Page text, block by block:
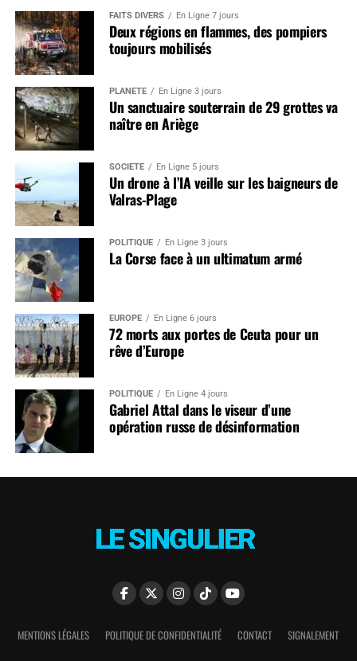
FAITS DIVERS En Ligne 7 jours
Deux régions en flammes, des pompiers
toujours mobilisés
PLANÈTE En Ligne 3 jours
Un sanctuaire souterrain de 29 grottes va
naître en Ariège
SOCIÉTÉ En Ligne 5 jours
Un drone à l’IA veille sur les baigneurs de
Valras-Plage
POLITIQUE En Ligne 3 jours
La Corse face à un ultimatum armé
EUROPE En Ligne 6 jours
72 morts aux portes de Ceuta pour un
rêve d’Europe
POLITIQUE En Ligne 4 jours
Gabriel Attal dans le viseur d’une
opération russe de désinformation
MENTIONS LÉGALES POLITIQUE DE CONFIDENTIALITÉ CONTACT SIGNALEMENT